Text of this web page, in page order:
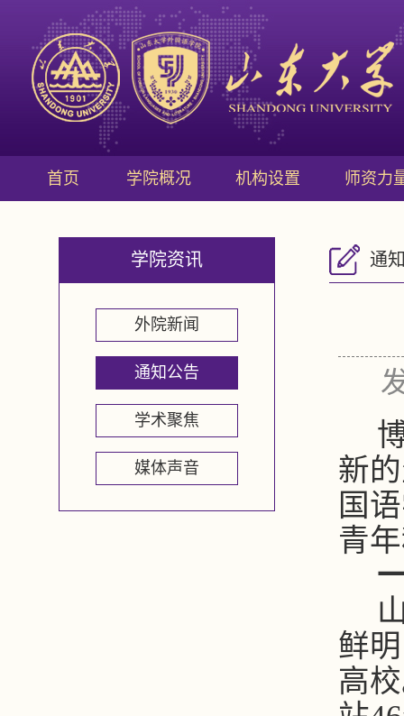
首页 学院概况 机构设置 师资力
学院资讯
外院新闻
通知公告
学术聚焦
媒体声音
通
新
国
青
鲜
高